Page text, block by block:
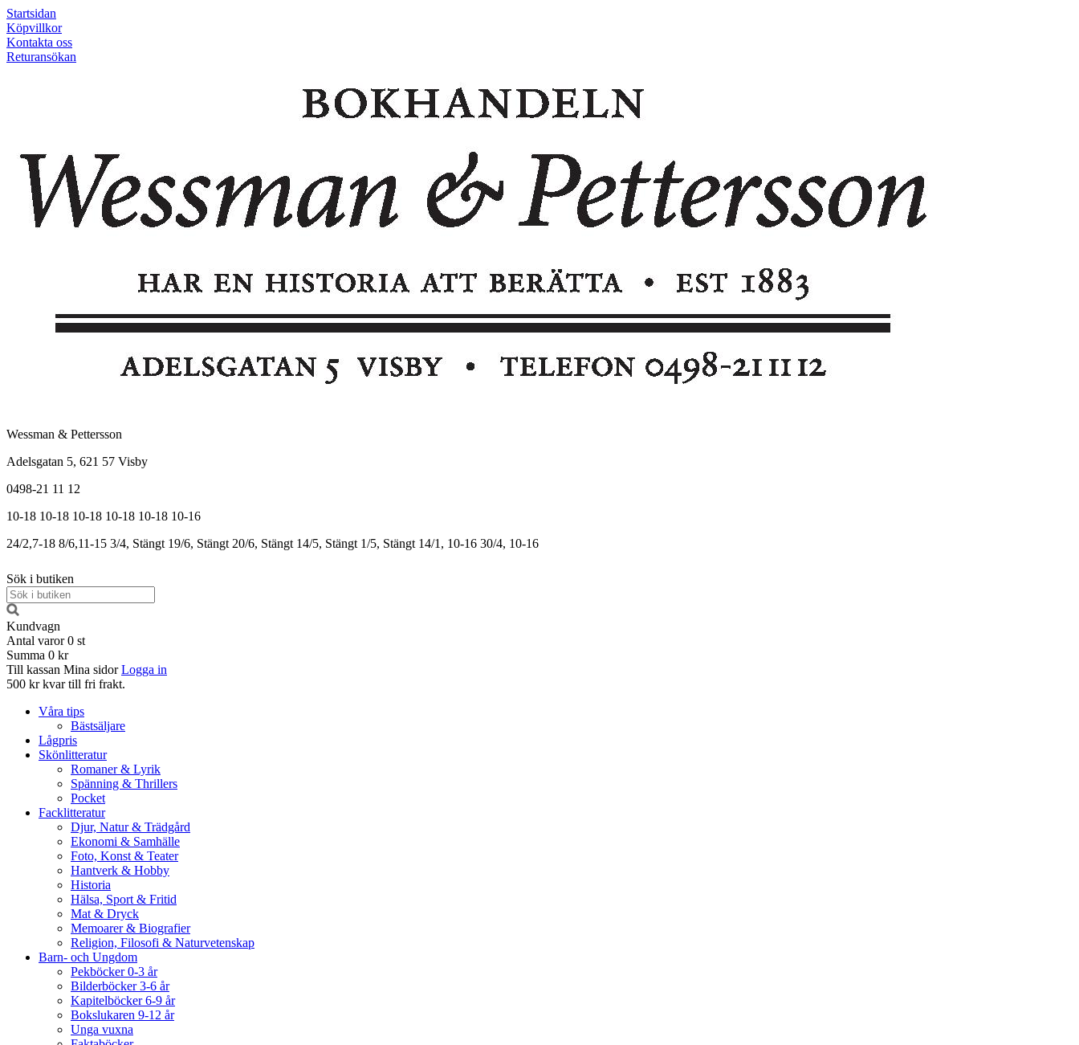
Startsidan
Köpvillkor
Kontakta oss
Returansökan
Wessman & Pettersson
Adelsgatan 5, 621 57 Visby
0498-21 11 12
10-18 10-18 10-18 10-18 10-18 10-16
24/2,7-18 8/6,11-15 3/4, Stängt 19/6, Stängt 20/6, Stängt 14/5, Stängt 1/5, Stängt 14/1, 10-16 30/4, 10-16
Sök i butiken
Kundvagn
Antal varor 0 st
Summa 0 kr
Till kassan Mina sidor Logga in
500 kr kvar till fri frakt.
Våra tips
Bästsäljare
Lågpris
Skönlitteratur
Romaner & Lyrik
Spänning & Thrillers
Pocket
Facklitteratur
Djur, Natur & Trädgård
Ekonomi & Samhälle
Foto, Konst & Teater
Hantverk & Hobby
Historia
Hälsa, Sport & Fritid
Mat & Dryck
Memoarer & Biografier
Religion, Filosofi & Naturvetenskap
Barn- och Ungdom
Pekböcker 0-3 år
Bilderböcker 3-6 år
Kapitelböcker 6-9 år
Bokslukaren 9-12 år
Unga vuxna